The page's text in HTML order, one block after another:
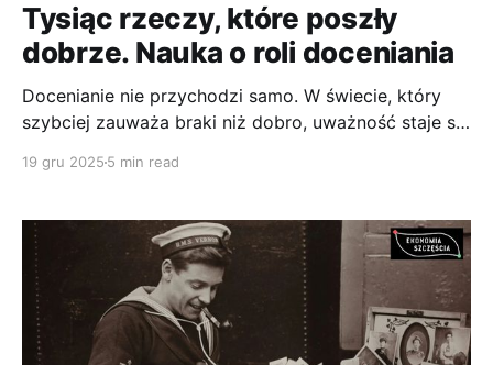
Tysiąc rzeczy, które poszły
dobrze. Nauka o roli doceniania
Docenianie nie przychodzi samo. W świecie, który
szybciej zauważa braki niż dobro, uważność staje się
badania — wzmacnia szczęście, relacje i dobrostan
19 gru 2025 5 min read